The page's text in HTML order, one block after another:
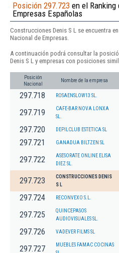
Posición 297.723 en el Ranking
Empresas Españolas
Construcciones Denis S L se encuentra
Nacional de Empresas.
A continuación podrá consultar la
Denis S L y empresas con posiciones
Posición
Nacional
Nombre de la empresa
297.718 ROSAENSLOW13 SL.
297.719
CAFE-BAR NOVA LONXA
SL.
297.720 DEPILCLUB ESTETICA SL
297.721 GANADUA BILTZEN SL
297.722
ASESORATE ONLINE ELISA
DIEZ SL.
297.723
CONSTRUCCIONES DENIS
S L
297.724 RECONVEXO S.L.
297.725
QUINCEPASOS
AUDIOVISUALES SL.
297.726 VADEVER FILMS SL
297.727
MUEBLES FAMAC COCINAS